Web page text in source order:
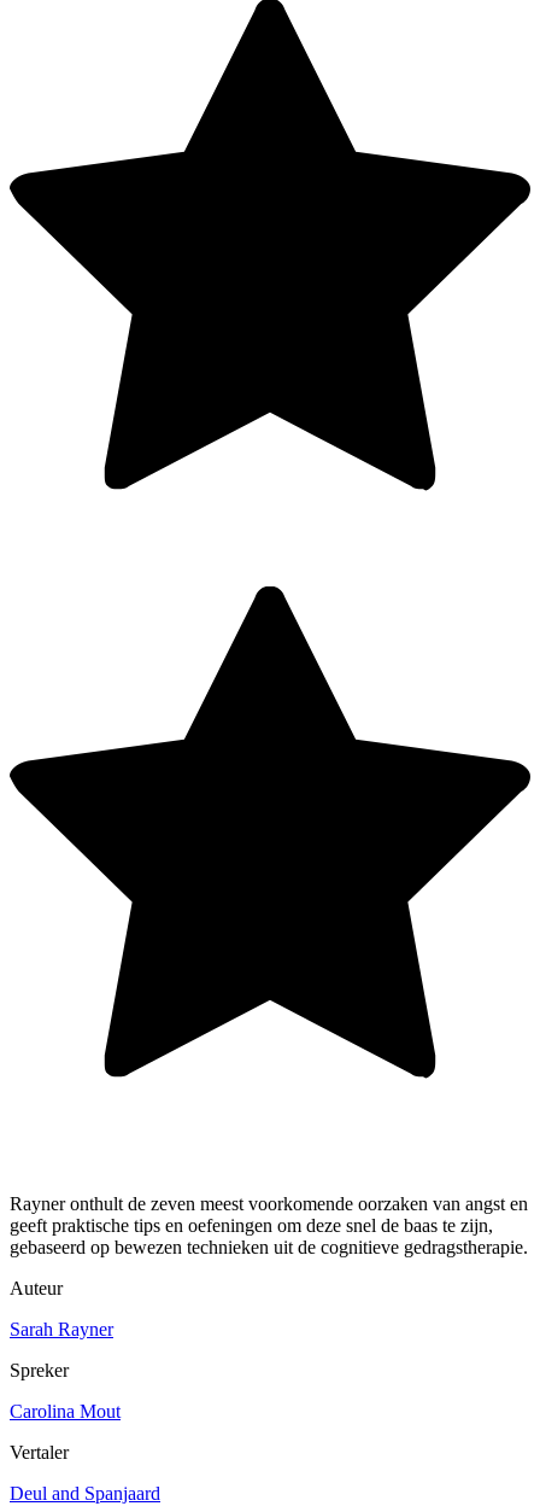
Rayner onthult de zeven meest voorkomende oorzaken van angst en
geeft praktische tips en oefeningen om deze snel de baas te zijn,
gebaseerd op bewezen technieken uit de cognitieve gedragstherapie.
Auteur
Sarah Rayner
Spreker
Carolina Mout
Vertaler
Deul and Spanjaard